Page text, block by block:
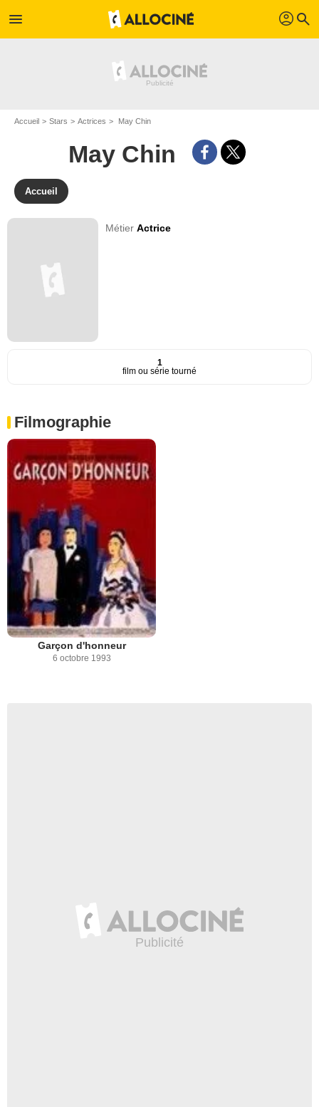
menu profil search
Accueil Stars Actrices May Chin
May Chin
Accueil
MétierActrice
1
film ou série tourné
Filmographie
Garçon d'honneur
6 octobre 1993